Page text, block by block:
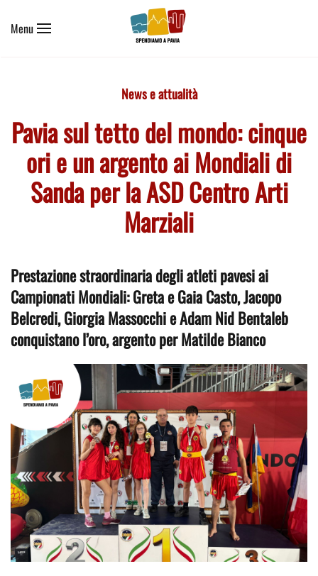
Skip to main content
Menu
News e attualità
Pavia sul tetto del mondo: cinque
ori e un argento ai Mondiali di
Sanda per la ASD Centro Arti
Marziali
Prestazione straordinaria degli atleti pavesi ai
Campionati Mondiali: Greta e Gaia Casto, Jacopo
Belcredi, Giorgia Massocchi e Adam Nid Bentaleb
conquistano l’oro, argento per Matilde Bianco